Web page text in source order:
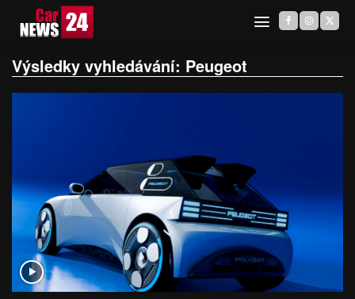
Výsledky vyhledávání: Peugeot